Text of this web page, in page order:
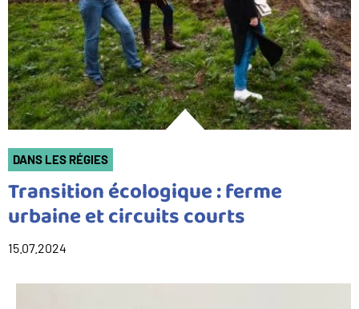
DANS LES RÉGIES
Transition écologique : ferme
urbaine et circuits courts
15.07.2024